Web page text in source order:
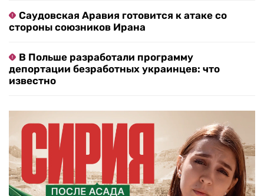
Саудовская Аравия готовится к атаке со
стороны союзников Ирана
В Польше разработали программу
депортации безработных украинцев: что
известно